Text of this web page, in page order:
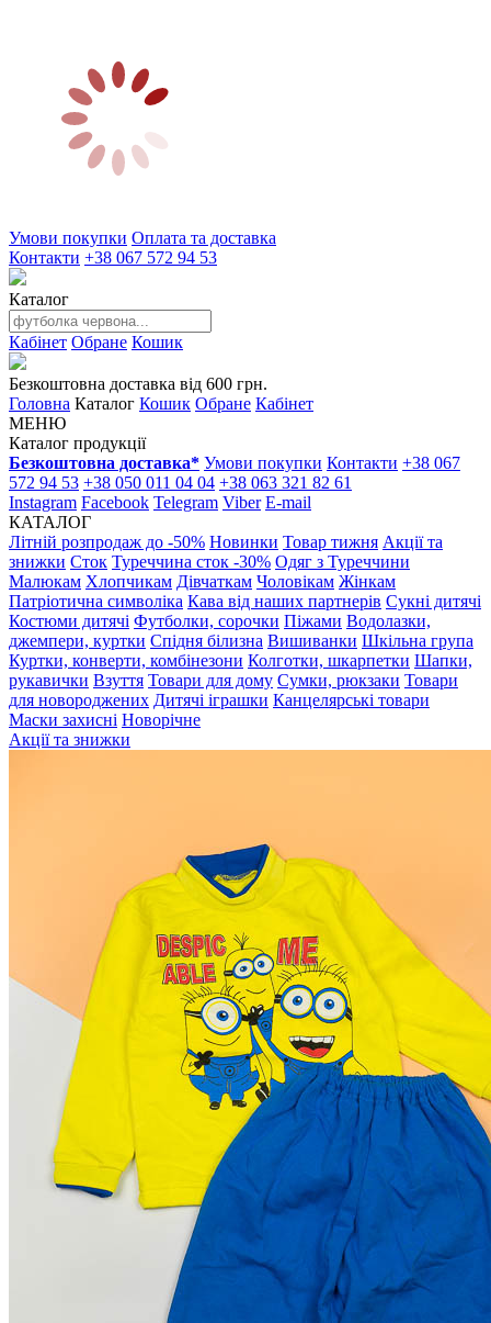
Умови покупки Оплата та доставка
Контакти +38 067 572 94 53
Каталог
Кабінет Обране Кошик
Безкоштовна доставка від 600 грн.
Головна Каталог Кошик Обране Кабінет
МЕНЮ
Каталог продукції
Безкоштовна доставка* Умови покупки Контакти +38 067
572 94 53 +38 050 011 04 04 +38 063 321 82 61
Instagram Facebook Telegram Viber E-mail
КАТАЛОГ
Літній розпродаж до -50% Новинки Товар тижня Акції та
знижки Сток Туреччина сток -30% Одяг з Туреччини
Малюкам Хлопчикам Дівчаткам Чоловікам Жінкам
Патріотична символіка Кава від наших партнерів Сукні дитячі
Костюми дитячі Футболки, сорочки Піжами Водолазки,
джемпери, куртки Спідня білизна Вишиванки Шкільна група
Куртки, конверти, комбінезони Колготки, шкарпетки Шапки,
рукавички Взуття Товари для дому Сумки, рюкзаки Товари
для новороджених Дитячі іграшки Канцелярські товари
Маски захисні Новорічне
Акції та знижки